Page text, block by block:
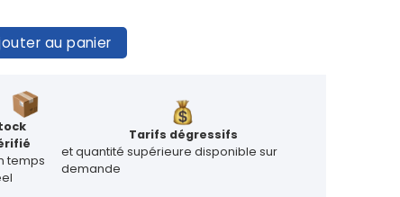
au panier
temps
Tarifs dégressifs
et quantité supérieure disponible sur
demande